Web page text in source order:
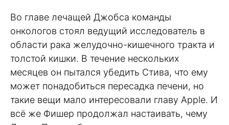
Во главе лечащей Джобса команды
онкологов стоял ведущий исследователь в
области рака желудочно-кишечного тракта и
толстой кишки. В течение нескольких
месяцев он пытался убедить Стива, что ему
может понадобиться пересадка печени, но
такие вещи мало интересовали главу Apple. И
всё же Фишер продолжал настаивать, чему